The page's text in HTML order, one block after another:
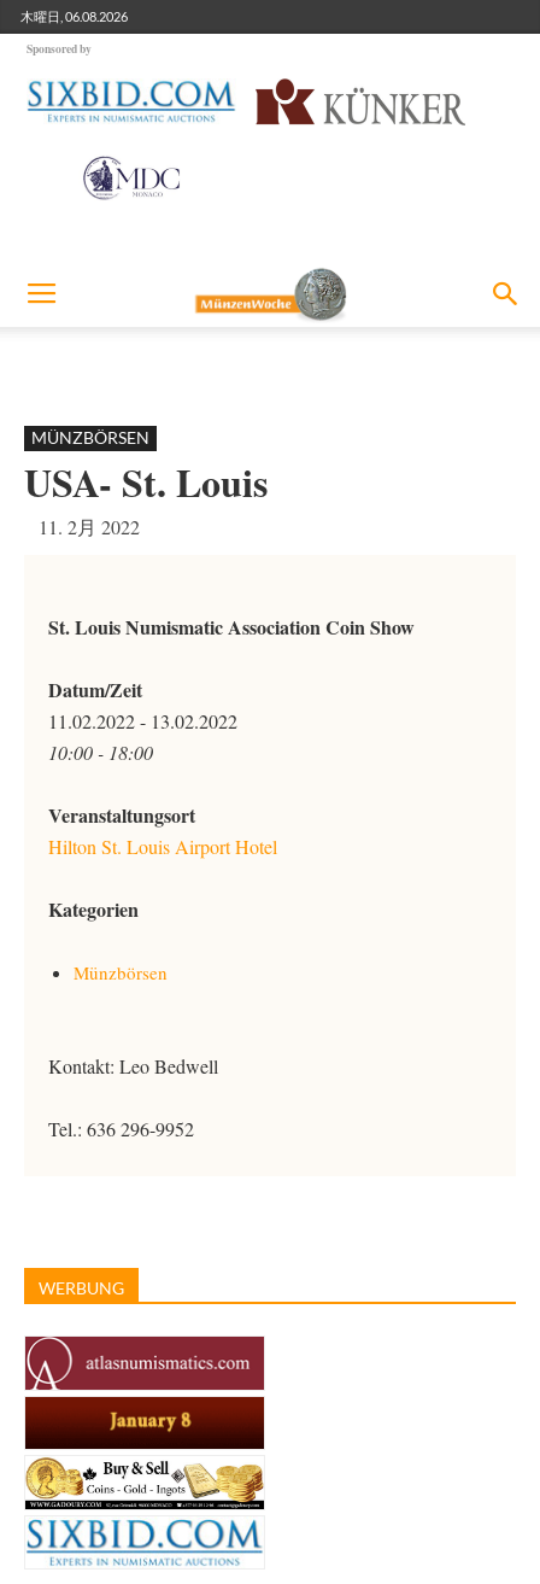
木曜日, 06.08.2026
Sponsored by
MÜNZBÖRSEN
USA- St. Louis
11. 2月 2022
St. Louis Numismatic Association Coin Show
Datum/Zeit
11.02.2022 - 13.02.2022
10:00 - 18:00
Veranstaltungsort
Hilton St. Louis Airport Hotel
Kategorien
Münzbörsen
Kontakt: Leo Bedwell
Tel.: 636 296-9952
WERBUNG